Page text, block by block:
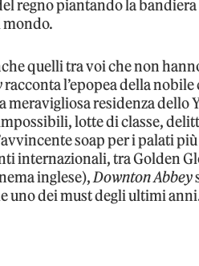
regno piantando la
quelli tra voi che non
racconta l’epopea della nobile
meravigliosa residenza dello
lotte di classe,
soap per i palati
internazionali, tra Golden
inglese),Downton Abbey
uno dei must degli ultimi